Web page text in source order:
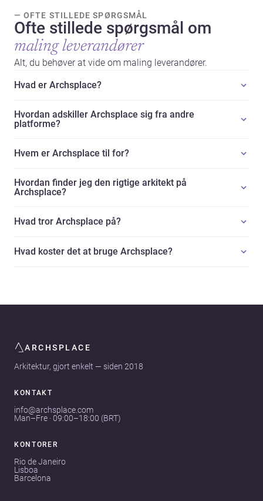
— OFTE STILLEDE SPØRGSMÅL
Ofte stillede spørgsmål om
maling leverandører
Alt, du behøver at vide om maling leverandører.
Hvad er Archsplace?
Hvordan adskiller Archsplace sig fra andre
platforme?
Hvem er Archsplace til for?
Hvordan finder jeg den rigtige arkitekt på
Archsplace?
Hvad tror Archsplace på?
Hvad koster det at bruge Archsplace?
ARCHSPLACE
Arkitektur, gjort enkelt — siden 2018
KONTAKT
info@archsplace.com
Man–Fre · 09:00–18:00 (BRT)
KONTORER
Rio de Janeiro
Lisboa
Barcelona